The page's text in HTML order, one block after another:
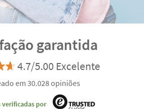
garantida
4.7/5.00 Excelente
em 30.028 opiniões
verificadas por